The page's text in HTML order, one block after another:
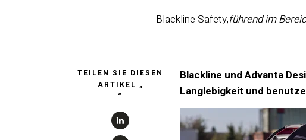
Blackline Safety,führend im
TEILEN SIE DIESEN
ARTIKEL „
“
Blackline und Advanta
Langlebigkeit und